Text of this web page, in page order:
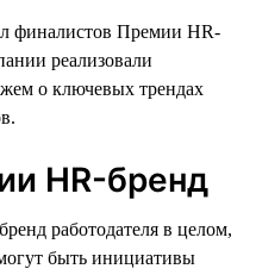
финалистов Премии HR-
реализовали
о ключевых трендах
HR-бренд
работодателя в целом,
быть инициативы